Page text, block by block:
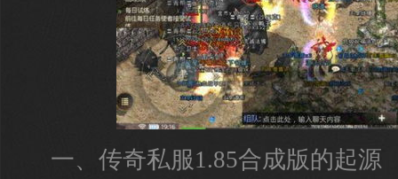
一、传奇私服1.85合成版的起源